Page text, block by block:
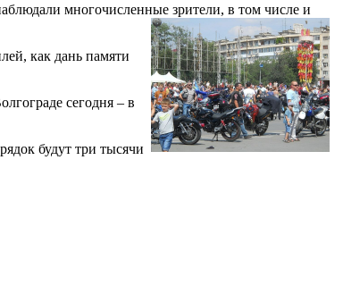
многочисленные зрители, в том числе и
как дань памяти
сегодня – в
будут три тысячи